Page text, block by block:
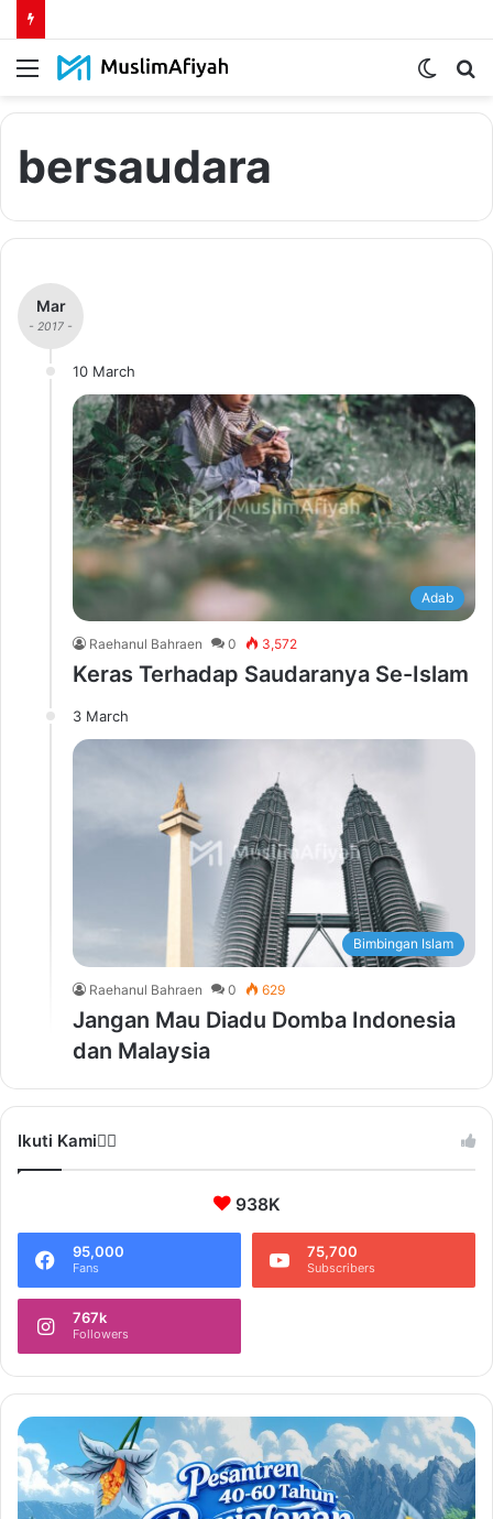
Menu
Switch
bersaudara
Mar
- 2017 -
10 March
Adab
Raehanul Bahraen 0 3,572
Keras Terhadap Saudaranya Se-Islam
3 March
Bimbingan Islam
Raehanul Bahraen 0 629
Jangan Mau Diadu Domba Indonesia
dan Malaysia
Ikuti Kami❤️‍🔥
938K
95,000
Fans
75,700
Subscribers
767k
Followers